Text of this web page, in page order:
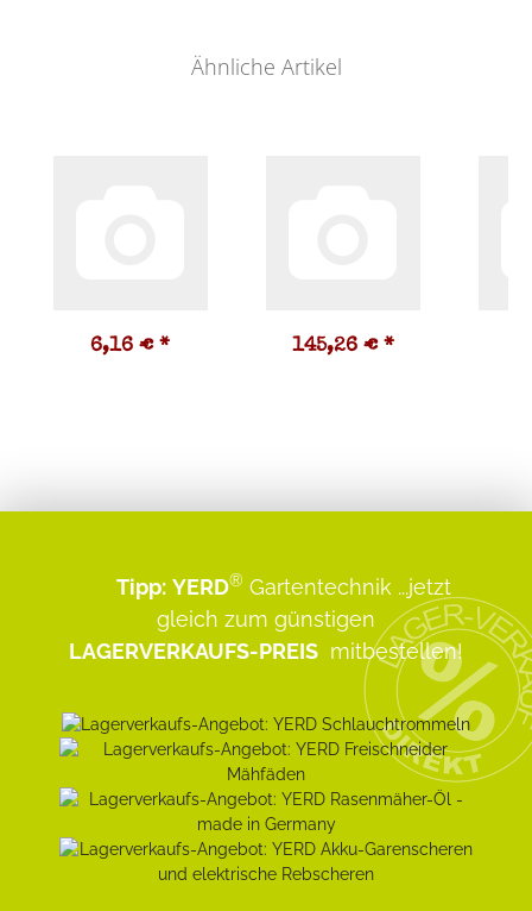
Ähnliche Artikel
6,16 € * 145,26 € *
Tipp: YERD® Gartentechnik ...jetzt
gleich zum günstigen
LAGERVERKAUFS-PREIS mitbestellen!